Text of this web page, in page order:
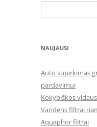
NAUJAUSI
Auto supirkimas
pardavimui
Kokybiškos
Vandens filtrai
Aquaphor filtrai